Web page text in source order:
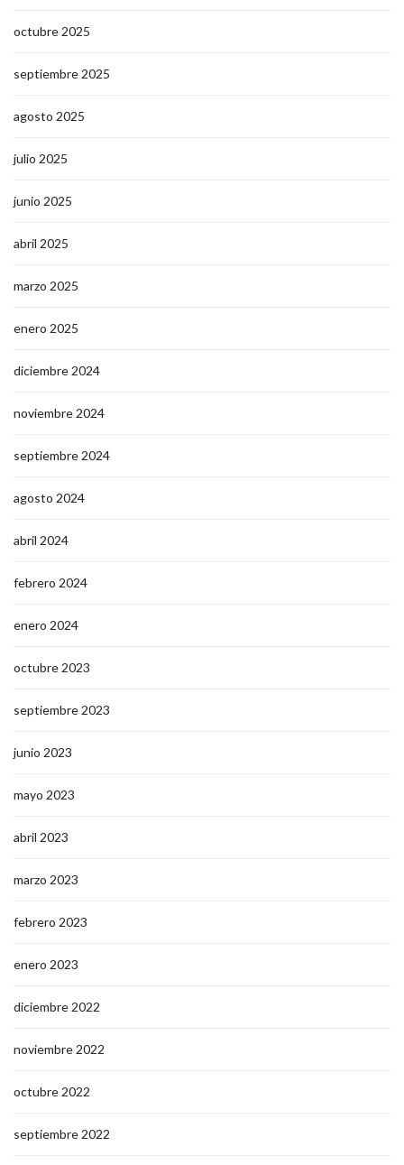
octubre 2025
septiembre 2025
agosto 2025
julio 2025
junio 2025
abril 2025
marzo 2025
enero 2025
diciembre 2024
noviembre 2024
septiembre 2024
agosto 2024
abril 2024
febrero 2024
enero 2024
octubre 2023
septiembre 2023
junio 2023
mayo 2023
abril 2023
marzo 2023
febrero 2023
enero 2023
diciembre 2022
noviembre 2022
octubre 2022
septiembre 2022